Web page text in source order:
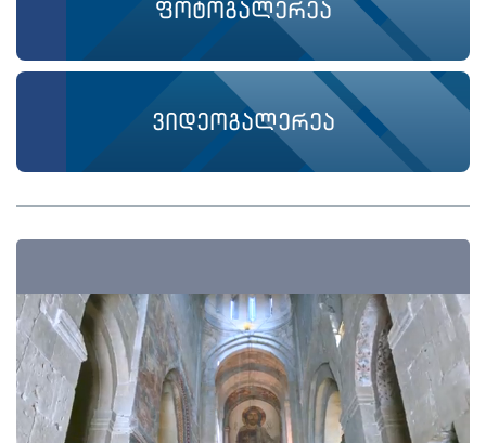
ფოტოგალერეა
ვიდეოგალერეა